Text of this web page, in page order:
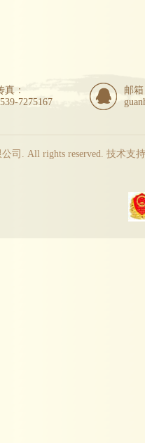
真：
7275167
邮箱
司. All rights reserved. 技术支